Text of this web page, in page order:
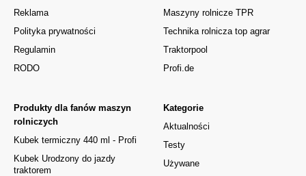
Reklama
Polityka prywatności
Regulamin
RODO
Kategorie
Aktualności
Testy
Używane
Produkty dla fanów maszyn
rolniczych
Kubek termiczny 440 ml - Profi
Kubek Urodzony do jazdy
traktorem
Maszyny rolnicze TPR
Technika rolnicza top agrar
Traktorpool
Profi.de